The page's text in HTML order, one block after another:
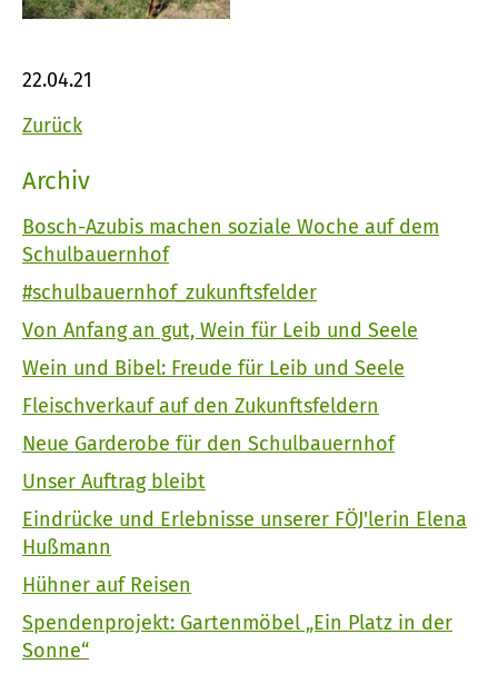
22.04.21
Zurück
Archiv
Bosch-Azubis machen soziale Woche auf dem
Schulbauernhof
#schulbauernhof_zukunftsfelder
Von Anfang an gut, Wein für Leib und Seele
Wein und Bibel: Freude für Leib und Seele
Fleischverkauf auf den Zukunftsfeldern
Neue Garderobe für den Schulbauernhof
Unser Auftrag bleibt
Eindrücke und Erlebnisse unserer FÖJ'lerin Elena
Hußmann
Hühner auf Reisen
Spendenprojekt: Gartenmöbel „Ein Platz in der
Sonne“